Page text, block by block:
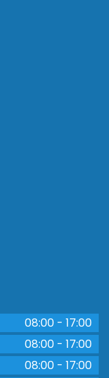
08:00 - 17:00
08:00 - 17:00
08:00 - 17:00